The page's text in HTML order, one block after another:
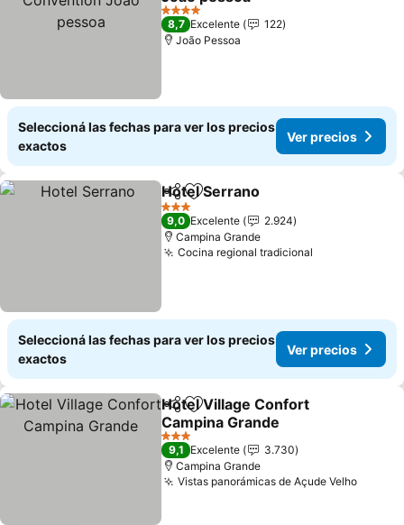
Ver precios
4 Estrellas
8,7 Excelente
122
João Pessoa
Seleccioná las fechas para ver los precios
exactos
Ver precios
CompartirAñadir a favoritos
Hotel Serrano
3 Estrellas
9,0 Excelente
2.924
Campina Grande
Cocina regional tradicional
Seleccioná las fechas para ver los precios
exactos
Ver precios
CompartirAñadir a favoritos
Hotel Village Confort
Campina Grande
Ver precios
3 Estrellas
9,1 Excelente
3.730
Campina Grande
Vistas panorámicas de Açude VelhoVer